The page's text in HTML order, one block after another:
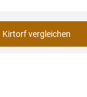
vergleichen